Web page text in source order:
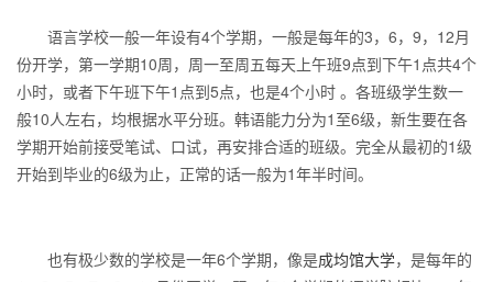
语言学校一般一年设有4个学期，一般是每年的3，6，9，12月
份开学，第一学期10周，周一至周五每天上午班9点到下午1点共4个
小时，或者下午班下午1点到5点，也是4个小时 。各班级学生数一
般10人左右，均根据水平分班。韩语能力分为1至6级，新生要在各
学期开始前接受笔试、口试，再安排合适的班级。完全从最初的1级
开始到毕业的6级为止，正常的话一般为1年半时间。
也有极少数的学校是一年6个学期，像是成均馆大学，是每年的